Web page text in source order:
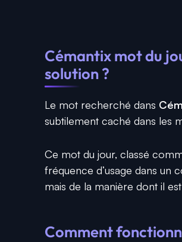
Cémantix mot du
solution ?
Le mot recherché dans
subtilement caché dans les
Ce mot du jour, classé
fréquence d’usage dans un
mais de la manière dont il
Comment